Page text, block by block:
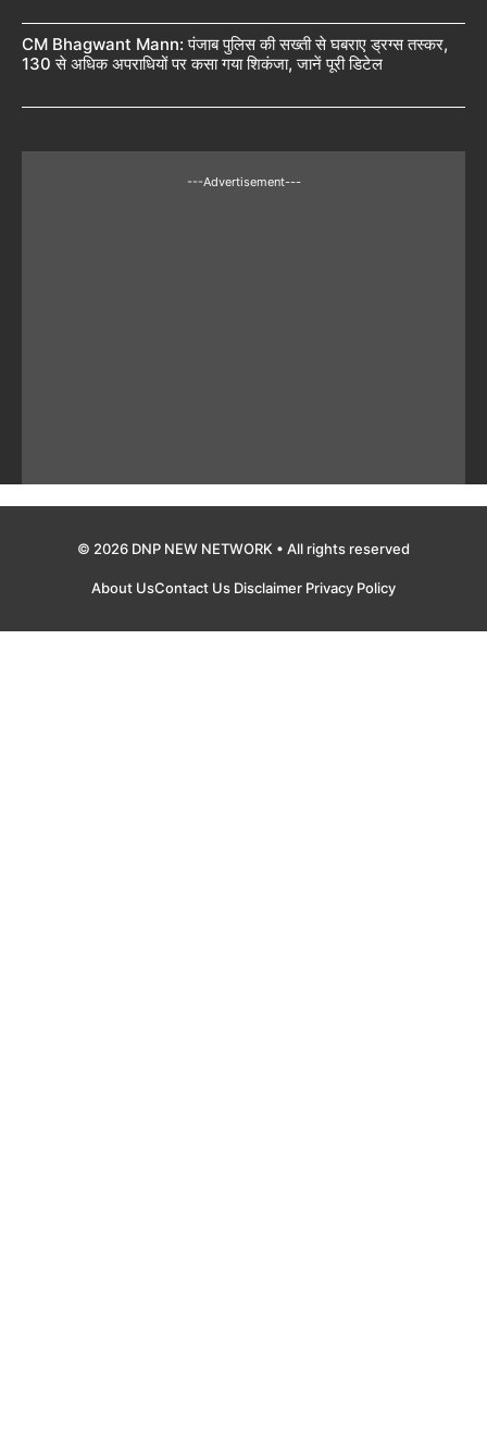
CM Bhagwant Mann: पंजाब पुलिस की सख्ती से घबराए ड्रग्स तस्कर,
130 से अधिक अपराधियों पर कसा गया शिकंजा, जानें पूरी डिटेल
---Advertisement---
© 2026 DNP NEW NETWORK • All rights reserved
About UsContact Us Disclaimer Privacy Policy